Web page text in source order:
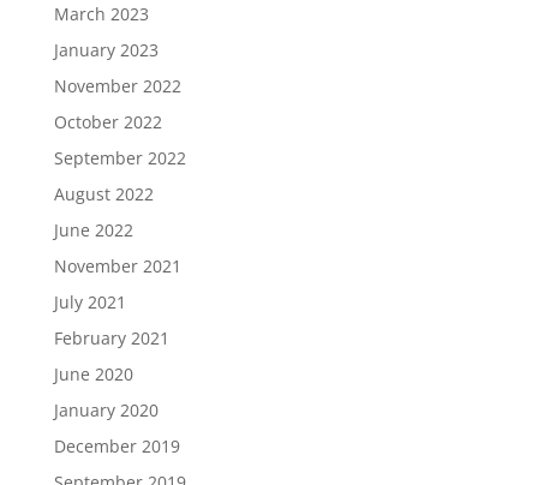
March 2023
January 2023
November 2022
October 2022
September 2022
August 2022
June 2022
November 2021
July 2021
February 2021
June 2020
January 2020
December 2019